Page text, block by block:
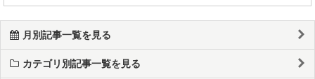
月別記事一覧を見る
カテゴリ別記事一覧を見る